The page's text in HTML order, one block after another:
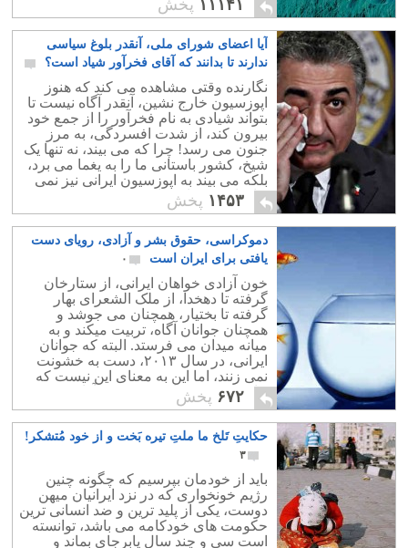
بریدند.
۱۱۱۴۱ پخش
آیا اعضای شورای ملی، آنقدر بلوغ سیاسی
ندارند تا بدانند که آقای فخرآور شیاد است؟
۳
نگارنده وقتی مشاهده می کند که هنوز
اپوزسیون خارج نشین، آنقدر آگاه نیست تا
بتواند شیادی به نام فخرآور را از جمع خود
بیرون کند، از شدت افسردگی، به مرز
جنون می رسد! چرا که می بیند، نه تنها یک
شیخ، کشور باستانی ما را به یغما می برد،
بلکه می بیند به اپوزسیون ایرانی نیز نمی
توان امید چندانی داشت.
۱۴۵۳ پخش
دموکراسی، حقوق بشر و آزادی، رویای دست
یافتی برای ایران است
۰
خون آزادی خواهان ایرانی، از ستارخان
گرفته تا دهخدا، از ملک الشعرای بهار
گرفته تا بختیار، همچنان می جوشد و
همچنان جوانان آگاه، تربیت میکند و به
میانه میدان می فرستد. البته که جوانان
ایرانی، در سال ۲۰۱۳، دست به خشونت
نمی زنند، اما این به معنای این نیست که
حاضر نیستند برای رسیدن به آزادی هزنیه
دهند.
۶۷۲ پخش
حکایتِ تَلخ ما ملتِ تیره بَخت و از خود مُتشکر!
۳
باید از خودمان بپرسیم که چگونه چنین
رژیم خونخواری که در نزد ایرانیان میهن
دوست، یکی از پلید ترین و ضد انسانی ترین
حکومت های خودکامه می باشد، توانسته
است سی و چند سال پابرجای بماند و